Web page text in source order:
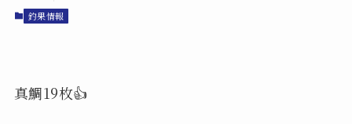
釣果情報
真鯛19枚👍